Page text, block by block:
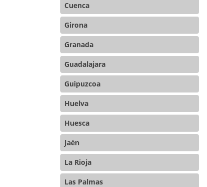
Cuenca
Girona
Granada
Guadalajara
Guipuzcoa
Huelva
Huesca
Jaén
La Rioja
Las Palmas